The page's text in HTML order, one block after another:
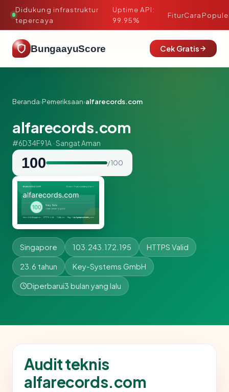
Didukung infrastruktur
tepercaya
·
Uptime API:
99.95%
FiturCara
BungaayuScore Cek Gratis
Beranda›Pemeriksaan›alfarecords.com
alfarecords.com
#6D34F91A · Sangat Aman
100 / 100
Singapore 103.243.172.195 HTTPS Valid
23.6 tahun Key-Systems GmbH
Diperbarui3 bulan yang lalu
Audit teknis
alfarecords.com